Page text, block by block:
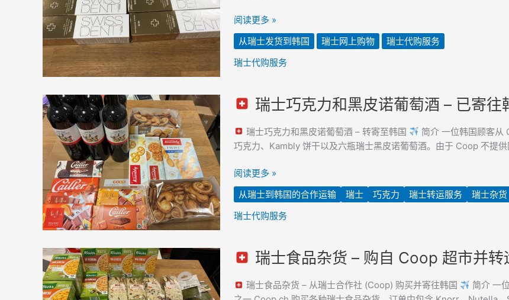
采
购
并
寄
国
阅读更多 »
从瑞士发货到韩国
瑞士网上购物
瑞士代购服务
瑞士代购服务
瑞士巧克力和黑皮诺葡萄酒 – 已寄往
瑞士巧克力和黑皮诺葡萄酒 – 转寄至韩国
简介 一位韩国顾客从
巧克力、Kambly 饼干以及六瓶瑞士黑皮诺葡萄酒。由于 Coop 不提
士
巧
力
和
黑
皮
萄
–
阅读更多 »
从瑞士到韩国的合作运输
瑞士 巧克力 瑞士转运服务 瑞士杂货
瑞士代购服务
瑞士食品杂货 – 购自 Coop 超市并转
瑞士食品杂货 – 从瑞士合作社 (Coop) 购买并寄往韩国
简介 一
士
食